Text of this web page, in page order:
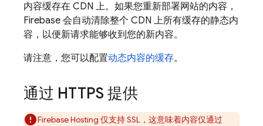
内容缓存在 CDN 上。如果您重新部署网站的内容，
Firebase 会自动清除整个 CDN 上所有缓存的静态内
容 ，以便新请求能够收到您的新内容。
请注意，您可以配置动态内容的缓存。
通过 HTTPS 提供
Firebase Hosting 仅支持 SSL，这意味着内容仅通过